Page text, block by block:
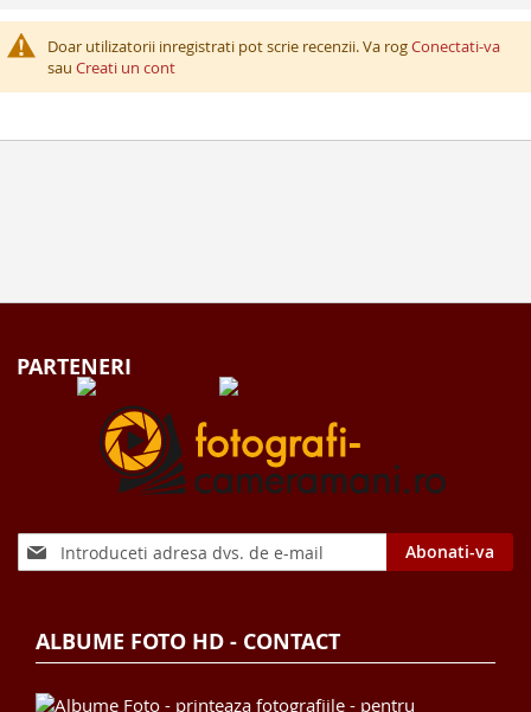
Doar utilizatorii inregistrati pot scrie recenzii. Va rogConectati-va
sau Creati un cont
PARTENERI
Sign
Up
Newsletter:
Abonati-va
ALBUME FOTO HD - CONTACT